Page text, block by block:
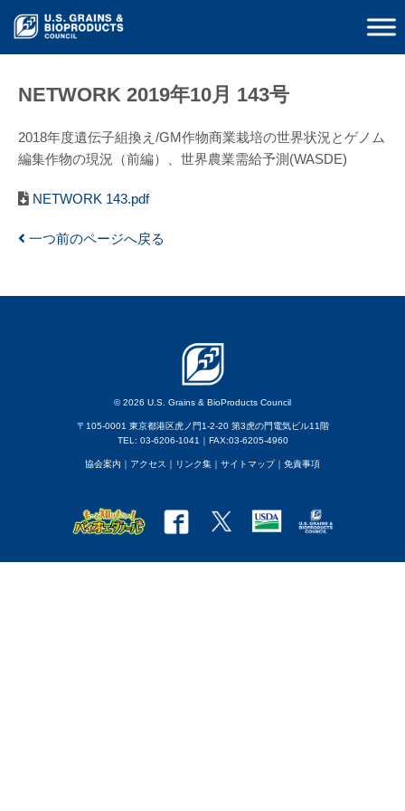
NETWORK 2019年10月 143号
2018年度遺伝子組換え/GM作物商業栽培の世界状況とゲノム
編集作物の現況（前編）、世界農業需給予測(WASDE)
NETWORK 143.pdf
一つ前のページへ戻る
© 2026 U.S. Grains & BioProducts Council
〒105-0001 東京都港区虎ノ門1-2-20 第3虎の門電気ビル11階
TEL: 03-6206-1041｜FAX:03-6205-4960
協会案内 ｜アクセス ｜ リンク集 ｜ サイトマップ｜ 免責事項